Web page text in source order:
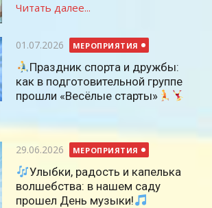
Читать далее...
Опубликовано
01.07.2026 МЕРОПРИЯТИЯ
Праздник спорта и дружбы:
как в подготовительной группе
прошли «Весёлые старты»
Опубликовано
29.06.2026 МЕРОПРИЯТИЯ
Улыбки, радость и капелька
волшебства: в нашем саду
прошел День музыки!